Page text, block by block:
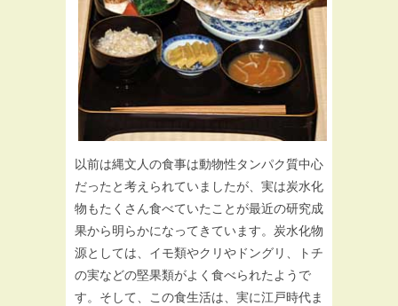
以前は縄文人の食事は動物性タンパク質中心
だったと考えられていましたが、実は炭水化
物もたくさん食べていたことが最近の研究成
果から明らかになってきています。炭水化物
源としては、イモ類やクリやドングリ、トチ
の実などの堅果類がよく食べられたようで
す。そして、この食生活は、実に江戸時代ま